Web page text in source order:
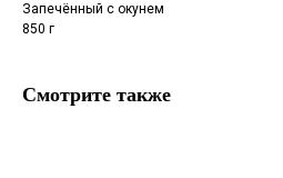
Запечённый с окунем
850 г
Смотрите также